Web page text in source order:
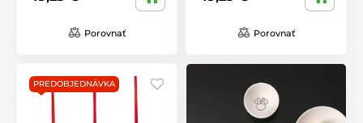
Porovnať Porovnať
PREDOBJEDNÁVKA